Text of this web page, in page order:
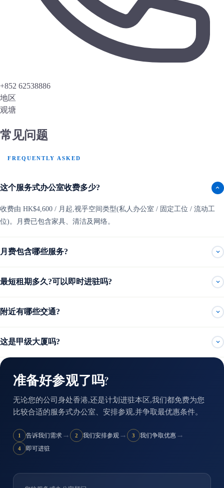
+852 62538886
地区
观塘
常见问题
FREQUENTLY ASKED
这个服务式办公室收费多少?
收费由 HK$4,600 / 月起,视乎空间类型(私人办公室 / 固定工位 / 流动工
位)。月费已包含家具、清洁及网络。
月费包含哪些服务?
最短租期多久?可以即时进驻吗?
附近有哪些交通?
这是甲级大厦吗?
准备好参观了吗?
无论您的公司身处香港,还是计划进驻本区,我们都免费为您
比较合适的服务式办公室、安排参观,并争取最优惠条件。
1 告诉我们需求 → 2 我们安排参观 → 3 我们争取优惠 →
4 即可进驻